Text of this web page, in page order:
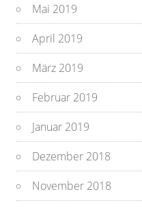
Mai 2019
April 2019
März 2019
Februar 2019
Januar 2019
Dezember 2018
November 2018